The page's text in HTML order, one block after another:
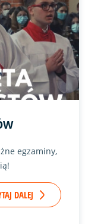
egzaminy,
DALEJ